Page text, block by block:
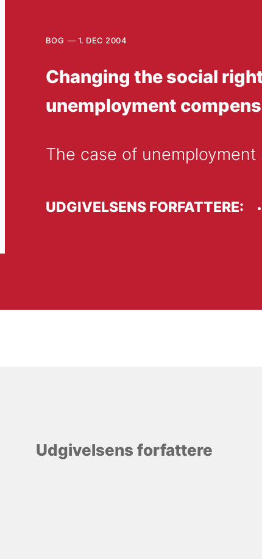
BOG 1. DEC 2004
Changing the social
unemployment
The case of
UDGIVELSENS FORFATTERE:
Udgivelsens forfattere